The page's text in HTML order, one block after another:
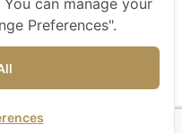
can manage your
Preferences".